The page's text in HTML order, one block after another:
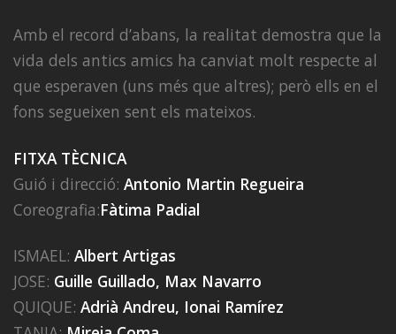
Amb el record d’abans, la realitat demostra que la
vida dels antics amics ha canviat molt respecte al
que esperaven (uns més que altres); però ells en el
fons segueixen sent els mateixos.
FITXA TÈCNICA
Guió i direcció: Antonio Martin Regueira
Coreografia:Fàtima Padial
ISMAEL: Albert Artigas
JOSE: Guille Guillado, Max Navarro
QUIQUE: Adrià Andreu, Ionai Ramírez